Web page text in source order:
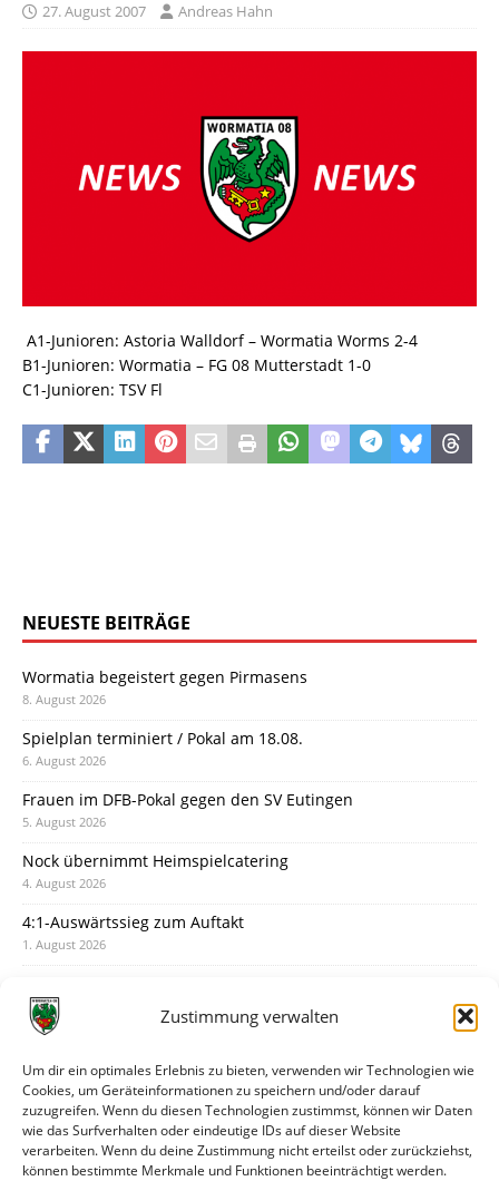
Zustimmung verwalten
Um dir ein optimales Erlebnis zu bieten, verwenden wir Technologien wie
Cookies, um Geräteinformationen zu speichern und/oder darauf
zuzugreifen. Wenn du diesen Technologien zustimmst, können wir Daten
wie das Surfverhalten oder eindeutige IDs auf dieser Website
verarbeiten. Wenn du deine Zustimmung nicht erteilst oder zurückziehst,
können bestimmte Merkmale und Funktionen beeinträchtigt werden.
27. August 2007 Andreas Hahn
A1-Junioren: Astoria Walldorf – Wormatia Worms 2-4
B1-Junioren: Wormatia – FG 08 Mutterstadt 1-0
C1-Junioren: TSV Fl
NEUESTE BEITRÄGE
Wormatia begeistert gegen Pirmasens
8. August 2026
Spielplan terminiert / Pokal am 18.08.
6. August 2026
Frauen im DFB-Pokal gegen den SV Eutingen
5. August 2026
Nock übernimmt Heimspielcatering
4. August 2026
4:1-Auswärtssieg zum Auftakt
1. August 2026
31. Juli 2026
30. Juli 2026
Deine Spielminute: 89+1
28. Juli 2026
Neuer Rückensponsor